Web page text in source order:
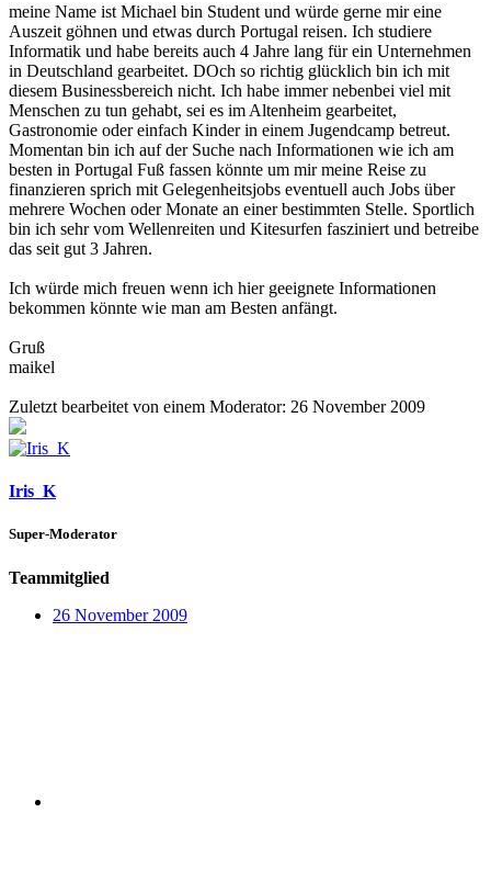
meine Name ist Michael bin Student und würde gerne mir eine
Auszeit göhnen und etwas durch Portugal reisen. Ich studiere
Informatik und habe bereits auch 4 Jahre lang für ein Unternehmen
in Deutschland gearbeitet. DOch so richtig glücklich bin ich mit
diesem Businessbereich nicht. Ich habe immer nebenbei viel mit
Menschen zu tun gehabt, sei es im Altenheim gearbeitet,
Gastronomie oder einfach Kinder in einem Jugendcamp betreut.
Momentan bin ich auf der Suche nach Informationen wie ich am
besten in Portugal Fuß fassen könnte um mir meine Reise zu
finanzieren sprich mit Gelegenheitsjobs eventuell auch Jobs über
mehrere Wochen oder Monate an einer bestimmten Stelle. Sportlich
bin ich sehr vom Wellenreiten und Kitesurfen fasziniert und betreibe
das seit gut 3 Jahren.
Ich würde mich freuen wenn ich hier geeignete Informationen
bekommen könnte wie man am Besten anfängt.
Gruß
maikel
Zuletzt bearbeitet von einem Moderator: 26 November 2009
Iris_K
Super-Moderator
Teammitglied
26 November 2009